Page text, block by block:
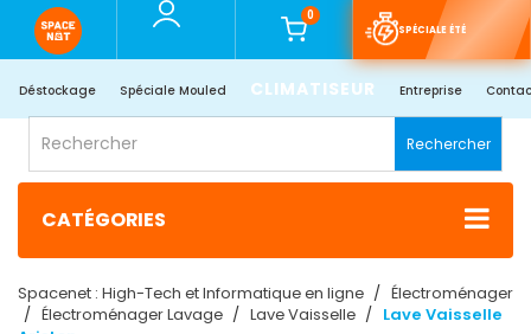
0
SPÉCIALE ÉTÉ
Déstockage Spéciale Mouled CLIMATISEUR Entreprise
Rechercher
CATÉGORIES
Spacenet : High-Tech et Informatique en ligne
Électroménager
Électroménager Lavage
Lave Vaisselle
Lave Vaisselle